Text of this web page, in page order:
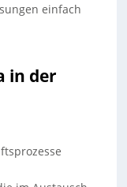
einfach
in der